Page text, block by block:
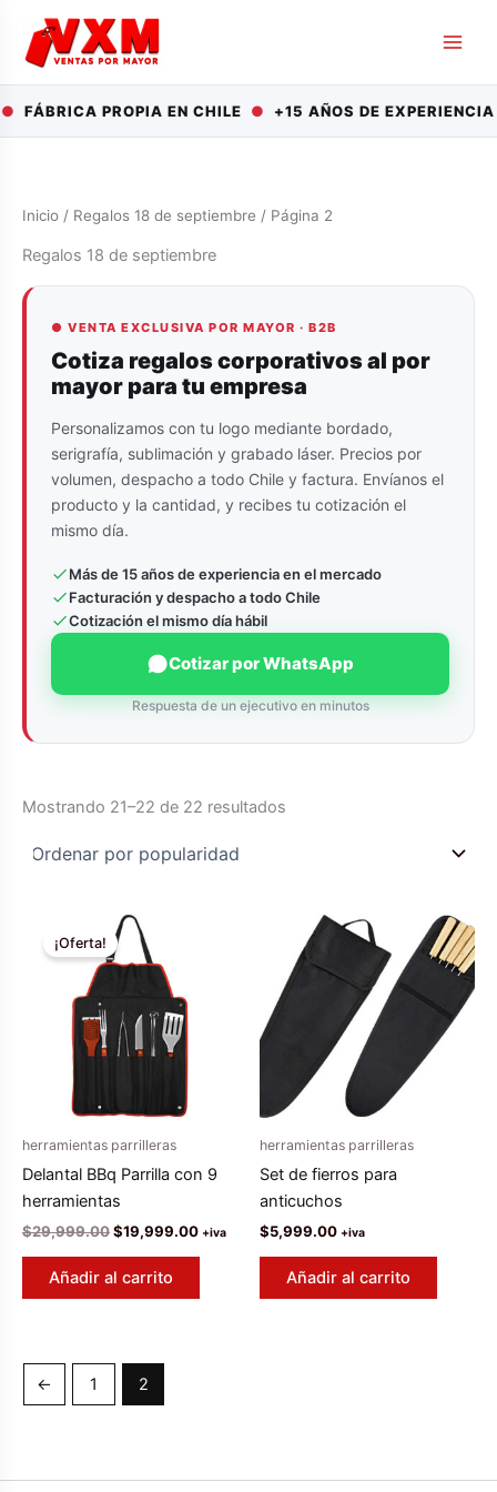
contenido
FÁBRICA PROPIA EN CHILE ●+15 AÑOS DE EXPERIENCIA
Inicio / Regalos 18 de septiembre / Página 2
Regalos 18 de septiembre
● VENTA EXCLUSIVA POR MAYOR · B2B
Cotiza regalos corporativos al por
mayor para tu empresa
Personalizamos con tu logo mediante bordado,
serigrafía, sublimación y grabado láser. Precios por
volumen, despacho a todo Chile y factura. Envíanos el
producto y la cantidad, y recibes tu cotización el
mismo día.
Más de 15 años de experiencia en el mercado
Facturación y despacho a todo Chile
Cotización el mismo día hábil
Cotizar por WhatsApp
Respuesta de un ejecutivo en minutos
Mostrando 21–22 de 22 resultados
¡Oferta!
herramientas parrilleras
Delantal BBq Parrilla con 9
herramientas
$29,999.00El
original
era:
$19,999.00El+iva
Añadir al carrito
herramientas parrilleras
Set de fierros para
anticuchos
$5,999.00 +iva
Añadir al carrito
← 1 2